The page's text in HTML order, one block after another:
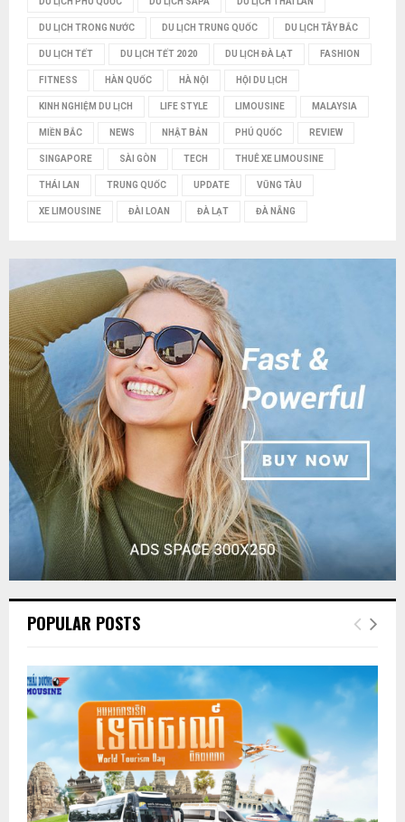
DU LỊCH TRONG NƯỚC DU LỊCH TRUNG QUỐC DU LỊCH TÂY BẮC
DU LỊCH TẾT DU LỊCH TẾT 2020 DU LỊCH ĐÀ LẠT FASHION
FITNESS HÀN QUỐC HÀ NỘI HỘI DU LỊCH
KINH NGHIỆM DU LỊCH LIFE STYLE LIMOUSINE MALAYSIA
MIỀN BẮC NEWS NHẬT BẢN PHÚ QUỐC REVIEW
SINGAPORE SÀI GÒN TECH THUÊ XE LIMOUSINE
THÁI LAN TRUNG QUỐC UPDATE VŨNG TÀU
XE LIMOUSINE ĐÀI LOAN ĐÀ LẠT ĐÀ NẴNG
POPULAR POSTS